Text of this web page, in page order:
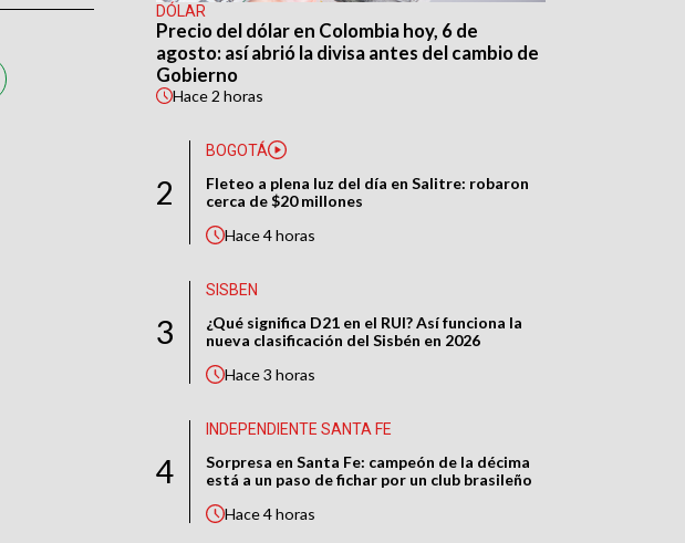
DÓLAR
Precio del dólar en Colombia hoy, 6 de
agosto: así abrió la divisa antes del cambio de
Gobierno
Hace2 horas
2
BOGOTÁ
Fleteo a plena luz del día en Salitre: robaron
cerca de $20 millones
Hace4 horas
3
SISBEN
¿Qué significa D21 en el RUI? Así funciona la
nueva clasificación del Sisbén en 2026
Hace3 horas
4
INDEPENDIENTE SANTA FE
Sorpresa en Santa Fe: campeón de la décima
está a un paso de fichar por un club brasileño
Hace4 horas